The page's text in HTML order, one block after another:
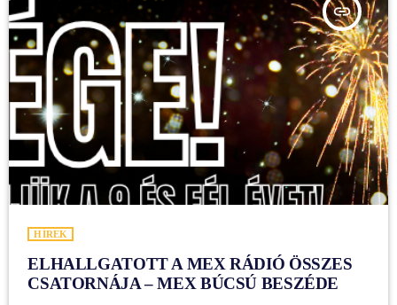
insert_link
HÍREK
ELHALLGATOTT A MEX RÁDIÓ ÖSSZES
CSATORNÁJA – MEX BÚCSÚ BESZÉDE